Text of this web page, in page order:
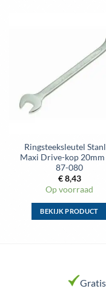
Ringsteeksleutel
Maxi Drive-kop 20mm
87-080
€8,43
Op voorraad
BEKIJK PRODUCT
variaties.
Deze